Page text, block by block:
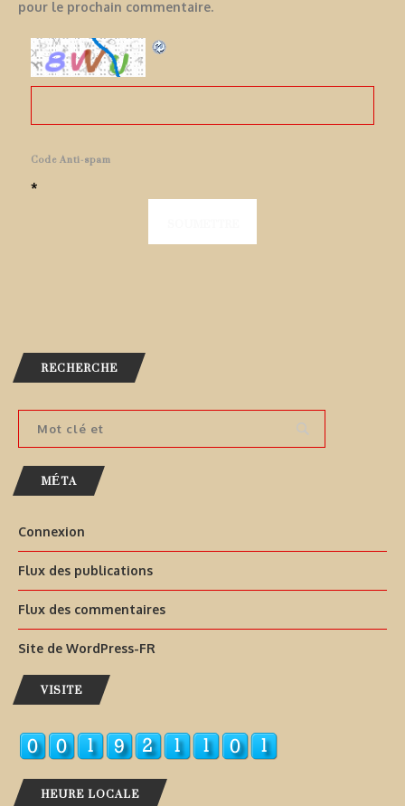
pour le prochain commentaire.
Code Anti-spam
*
RECHERCHE
MÉTA
Connexion
Flux des publications
Flux des commentaires
Site de WordPress-FR
VISITE
HEURE LOCALE